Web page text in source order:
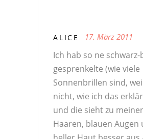
ALICE 17. März 2011
Ich hab so ne
gesprenkelte (wie viele
Sonnenbrillen sind,
nicht, wie ich das
und die sieht zu
Haaren, blauen Augen